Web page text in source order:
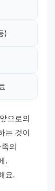
)
으로의
는 것이
의
,
요.